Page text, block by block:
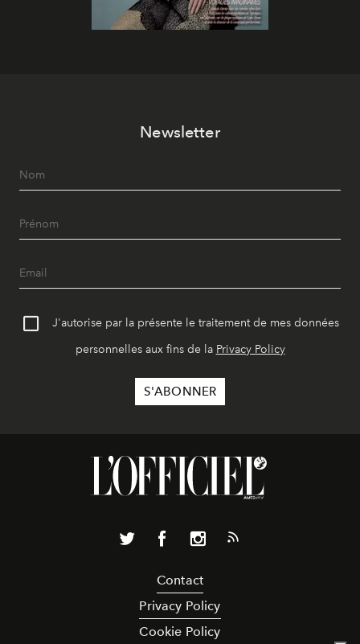
Newsletter
J'autorise par la présente le traitement de mes données
personnelles aux fins de la Privacy Policy
Contact
Privacy Policy
Cookie Policy